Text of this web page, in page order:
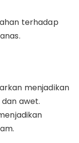
terhadap
menjadikan
awet.